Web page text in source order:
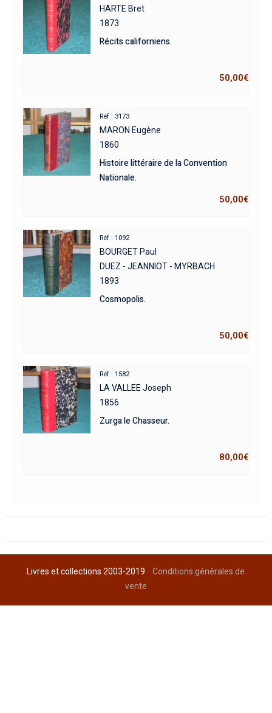
HARTE Bret
1873
Récits californiens.
50,00€
Réf : 3173
MARON Eugène
1860
Histoire littéraire de la Convention
Nationale.
50,00€
Réf : 1092
BOURGET Paul
DUEZ - JEANNIOT - MYRBACH
1893
Cosmopolis.
50,00€
Réf : 1582
LA VALLEE Joseph
1856
Zurga le Chasseur.
80,00€
Livres et collections 2003-2019Conditions générales de
vente